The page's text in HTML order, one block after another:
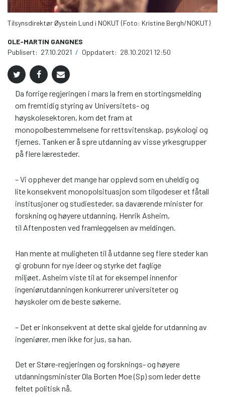
Tilsynsdirektør Øystein Lund i NOKUT (Foto: Kristine Bergh/NOKUT)
OLE-MARTIN GANGNES
Publisert: 27.10.2021 / Oppdatert: 28.10.2021 12:50
Da forrige regjeringen i mars la frem en stortingsmelding
om fremtidig styring av Universitets- og
høyskolesektoren, kom det fram at
monopolbestemmelsene for rettsvitenskap, psykologi og
fjernes. Tanken er å spre utdanning av visse yrkesgrupper
på flere læresteder.
– Vi opphever det mange har opplevd som en uheldig og
lite konsekvent monopolsituasjon som tilgodeser et fåtall
institusjoner og studiesteder, sa daværende minister for
forskning og høyere utdanning, Henrik Asheim,
til Aftenposten ved framleggelsen av meldingen.
Han mente at muligheten til å utdanne seg flere steder kan
gi grobunn for nye ideer og styrke det faglige
miljøet. Asheim viste til at for eksempel innenfor
ingeniørutdanningen konkurrerer universiteter og
høyskoler om de beste søkerne.
– Det er inkonsekvent at dette skal gjelde for utdanning av
ingeniører, men ikke for jus, sa han.
Det er Støre-regjeringen og forsknings- og høyere
utdanningsminister Ola Borten Moe (Sp) som leder dette
feltet politisk nå.